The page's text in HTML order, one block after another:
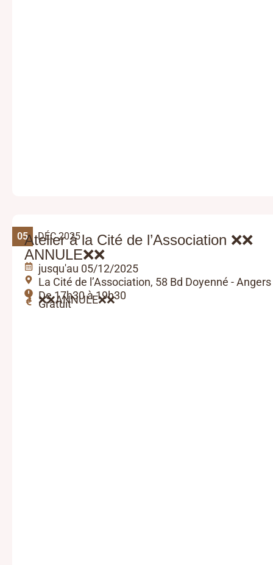
05 DÉC 2025
Atelier à la Cité de l’Association ❌❌
ANNULE❌❌
jusqu'au 05/12/2025
La Cité de l’Association, 58 Bd Doyenné - Angers
De 17h30 à 19h30
❌❌ANNULE❌❌
Gratuit